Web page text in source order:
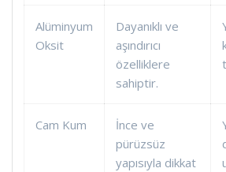
Alüminyum
Oksit
Dayanıklı ve
aşındırıcı
özelliklere
sahiptir.
Cam Kum
İnce ve
pürüzsüz
yapısıyla dikkat